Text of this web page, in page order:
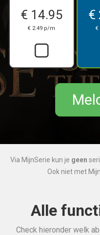
€ 14.95
€ 2.49 p/m
€
€
Via MijnSerie kun je geen
Ook niet met
Alle
Check hieronder welk